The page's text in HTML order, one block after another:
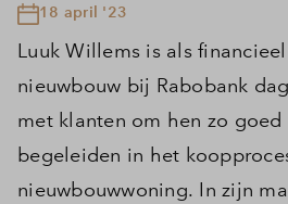
18 april '23
Luuk Willems is als
nieuwbouw bij Rabobank
met klanten om hen zo
begeleiden in het
nieuwbouwwoning. In zijn